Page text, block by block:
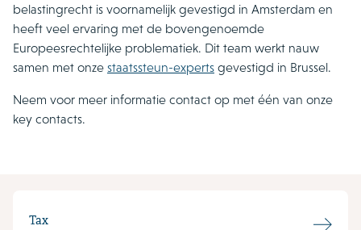
belastingrecht is voornamelijk gevestigd in Amsterdam en
heeft veel ervaring met de bovengenoemde
Europeesrechtelijke problematiek. Dit team werkt nauw
samen met onze staatssteun-experts gevestigd in Brussel.
Neem voor meer informatie contact op met één van onze
key contacts.
Tax